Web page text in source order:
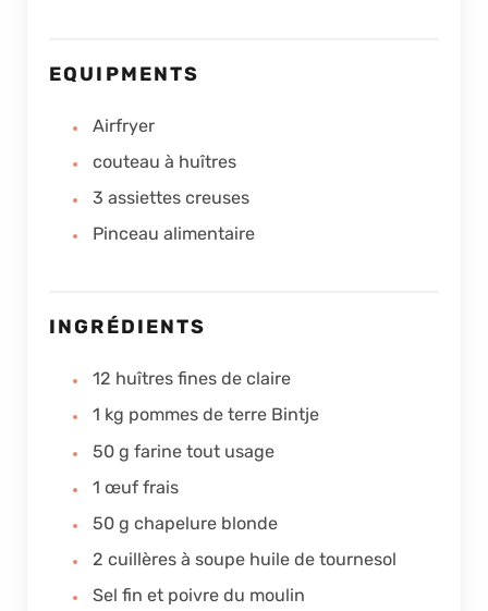
EQUIPMENTS
Airfryer
couteau à huîtres
3 assiettes creuses
Pinceau alimentaire
INGRÉDIENTS
12 huîtres fines de claire
1 kg pommes de terre Bintje
50 g farine tout usage
1 œuf frais
50 g chapelure blonde
2 cuillères à soupe huile de tournesol
Sel fin et poivre du moulin